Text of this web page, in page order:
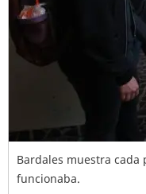
Bardales muestra cada
funcionaba.